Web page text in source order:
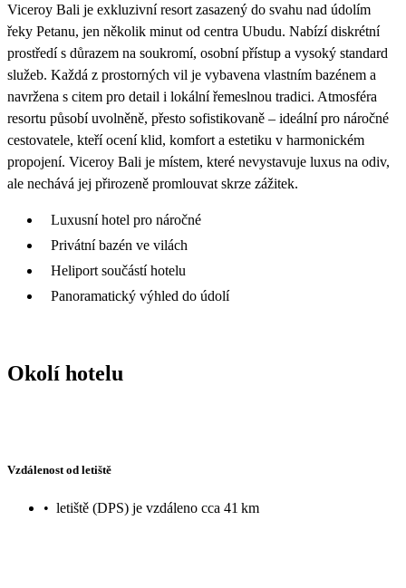
Viceroy Bali je exkluzivní resort zasazený do svahu nad údolím
řeky Petanu, jen několik minut od centra Ubudu. Nabízí diskrétní
prostředí s důrazem na soukromí, osobní přístup a vysoký standard
služeb. Každá z prostorných vil je vybavena vlastním bazénem a
navržena s citem pro detail i lokální řemeslnou tradici. Atmosféra
resortu působí uvolněně, přesto sofistikovaně – ideální pro náročné
cestovatele, kteří ocení klid, komfort a estetiku v harmonickém
propojení. Viceroy Bali je místem, které nevystavuje luxus na odiv,
ale nechává jej přirozeně promlouvat skrze zážitek.
Luxusní hotel pro náročné
Privátní bazén ve vilách
Heliport součástí hotelu
Panoramatický výhled do údolí
Okolí hotelu
Vzdálenost od letiště
• letiště (DPS) je vzdáleno cca 41 km